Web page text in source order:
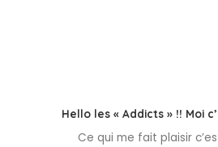
Hello les « Addicts » !! Moi
Ce qui me fait plaisir